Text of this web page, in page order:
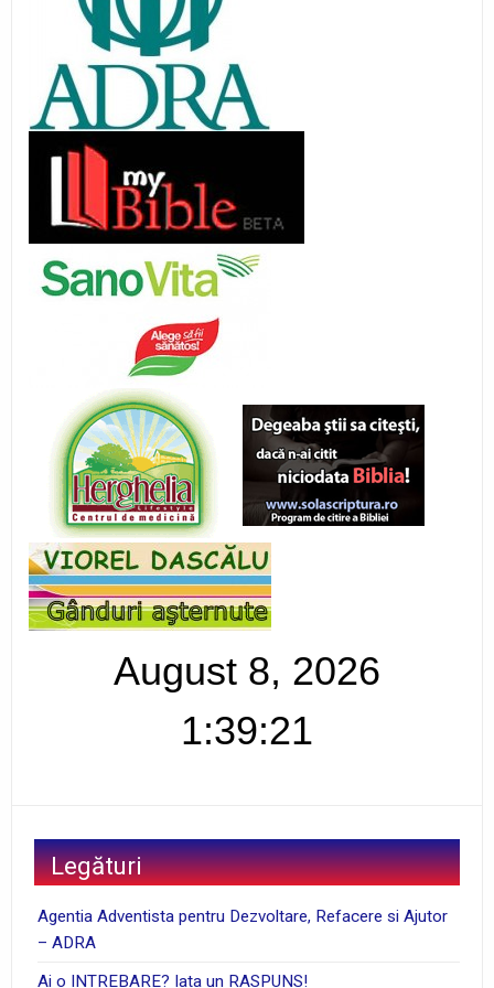
August 8, 2026
1:39:21
Legături
Agentia Adventista pentru Dezvoltare, Refacere si Ajutor
– ADRA
Ai o INTREBARE? Iata un RASPUNS!